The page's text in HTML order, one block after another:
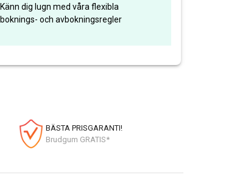
Känn dig lugn med våra flexibla
boknings- och avbokningsregler
BÄSTA PRISGARANTI!
Brudgum GRATIS*